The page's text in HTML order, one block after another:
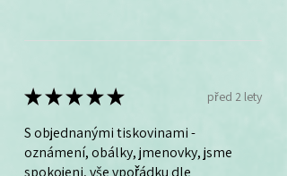
★★★★★ před 2 lety
S objednanými tiskovinami -
oznámení, obálky, jmenovky, jsme
spokojeni, vše vpořádku dle